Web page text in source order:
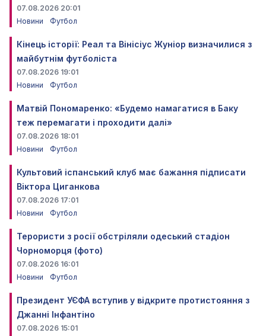
07.08.2026 20:01
Новини
Футбол
Кінець історії: Реал та Вінісіус Жуніор визначилися з
майбутнім футболіста
07.08.2026 19:01
Новини
Футбол
Матвій Пономаренко: «Будемо намагатися в Баку
теж перемагати і проходити далі»
07.08.2026 18:01
Новини
Футбол
Культовий іспанський клуб має бажання підписати
Віктора Циганкова
07.08.2026 17:01
Новини
Футбол
Терористи з росії обстріляли одеський стадіон
Чорноморця (фото)
07.08.2026 16:01
Новини
Футбол
Президент УЄФА вступив у відкрите протистояння з
Джанні Інфантіно
07.08.2026 15:01